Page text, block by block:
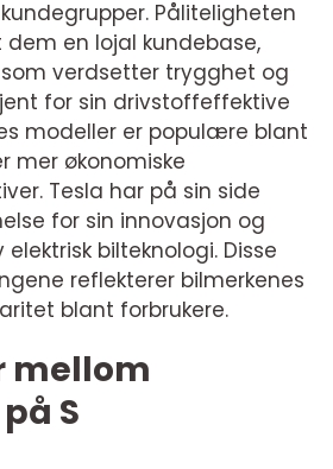
Påliteligheten
en lojal kundebase,
verdsetter trygghet og
for sin drivstoffeffektive
modeller er populære blant
mer økonomiske
Tesla har på sin side
for sin innovasjon og
bilteknologi. Disse
reflekterer bilmerkenes
blant forbrukere.
mellom
S